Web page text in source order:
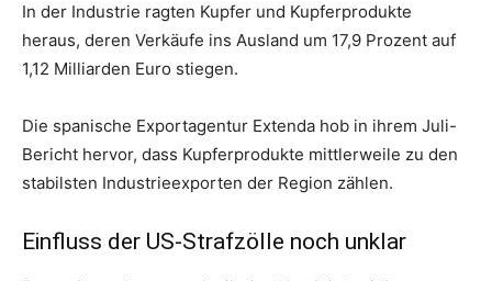
In der Industrie ragten Kupfer und Kupferprodukte
heraus, deren Verkäufe ins Ausland um 17,9 Prozent auf
1,12 Milliarden Euro stiegen.
Die spanische Exportagentur Extenda hob in ihrem Juli-
Bericht hervor, dass Kupferprodukte mittlerweile zu den
stabilsten Industrieexporten der Region zählen.
Einfluss der US-Strafzölle noch unklar